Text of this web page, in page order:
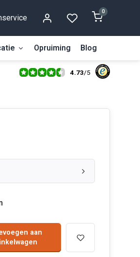
0
Opruiming Blog
4.73/5
aan